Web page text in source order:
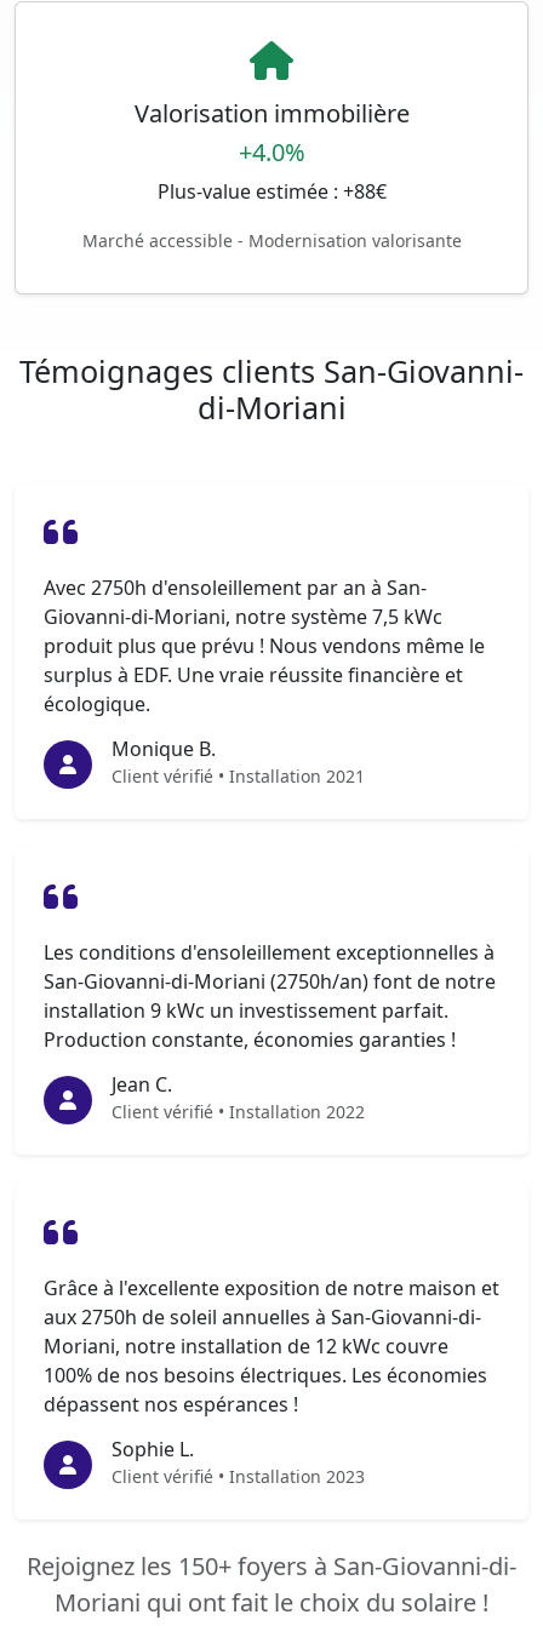
Valorisation immobilière
+4.0%
Plus-value estimée : +88€
Marché accessible - Modernisation valorisante
Témoignages clients San-Giovanni-
di-Moriani
Avec 2750h d'ensoleillement par an à San-
Giovanni-di-Moriani, notre système 7,5 kWc
produit plus que prévu ! Nous vendons même le
surplus à EDF. Une vraie réussite financière et
écologique.
Monique B.
Client vérifié • Installation 2021
Les conditions d'ensoleillement exceptionnelles à
San-Giovanni-di-Moriani (2750h/an) font de notre
installation 9 kWc un investissement parfait.
Production constante, économies garanties !
Jean C.
Client vérifié • Installation 2022
Grâce à l'excellente exposition de notre maison et
aux 2750h de soleil annuelles à San-Giovanni-di-
Moriani, notre installation de 12 kWc couvre
100% de nos besoins électriques. Les économies
dépassent nos espérances !
Sophie L.
Client vérifié • Installation 2023
Rejoignez les 150+ foyers à San-Giovanni-di-
Moriani qui ont fait le choix du solaire !